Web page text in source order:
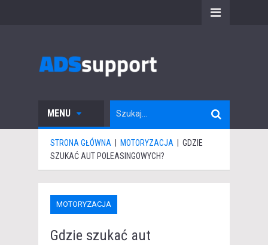
MENU
STRONA GŁÓWNA MOTORYZACJA
GDZIE
SZUKAĆ AUT POLEASINGOWYCH?
MOTORYZACJA
Gdzie szukać aut